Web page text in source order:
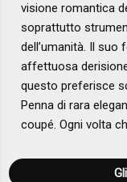
visione romantica
soprattutto
dell’umanità. Il
affettuosa
questo preferisce
Penna di rara
coupé. Ogni volta